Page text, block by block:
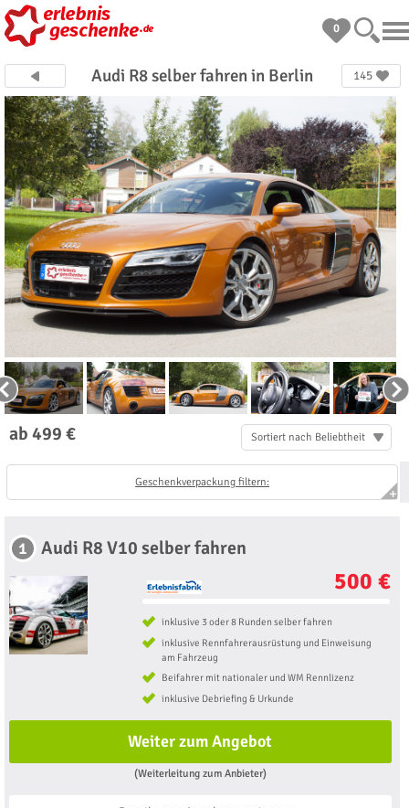
0
Audi R8 selber fahren in Berlin 145
ab 499 € Sortiert nach Beliebtheit
Geschenkverpackung filtern:
1 Audi R8 V10 selber fahren
500 €
inklusive 3 oder 8 Runden selber fahren
inklusive Rennfahrerausrüstung und Einweisung
am Fahrzeug
Beifahrer mit nationaler und WM Rennlizenz
inklusive Debriefing & Urkunde
Weiter zum Angebot
(Weiterleitung zum Anbieter)